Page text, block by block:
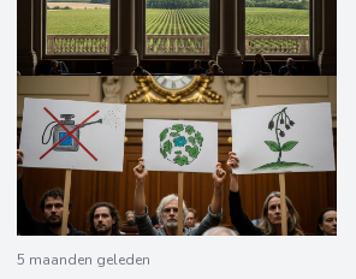
5 maanden geleden